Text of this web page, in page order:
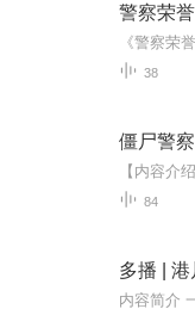
警察荣誉
38
僵尸警察
84
多播 |